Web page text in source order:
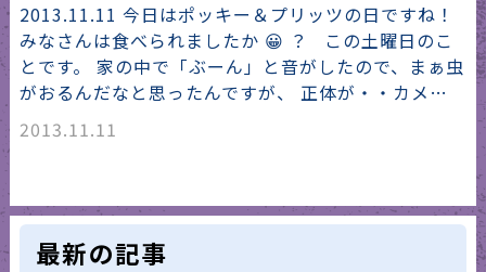
2013.11.11 今日はポッキー＆プリッツの日ですね！
みなさんは食べられましたか 😀 ？ この土曜日のこ
とです。 家の中で「ぶーん」と音がしたので、まぁ虫
がおるんだなと思ったんですが、 正体が・・カメ…
2013.11.11
最新の記事